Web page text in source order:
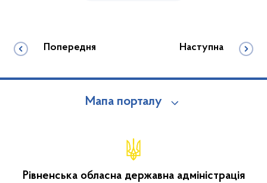
Попередня Наступна
Мапа порталу
Рівненська обласна державна адміністрація